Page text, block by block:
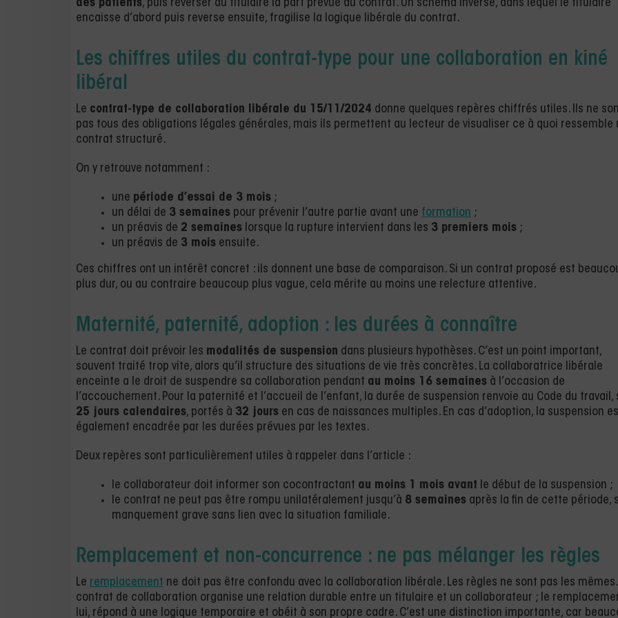
des patients, puis reverser au titulaire la part prévue au contrat. Un schéma inverse, dans lequel le titulaire
encaisse d’abord puis reverse ensuite, fragilise la logique libérale du contrat.
Les chiffres utiles du contrat-type pour une collaboration en kiné
libéral
Le contrat-type de collaboration libérale du 15/11/2024 donne quelques repères chiffrés utiles. Ils ne
pas tous des obligations légales générales, mais ils permettent au lecteur de visualiser ce à quoi ressemble
contrat structuré.
On y retrouve notamment :
une période d’essai de 3 mois ;
un délai de 3 semaines pour prévenir l’autre partie avant une formation ;
un préavis de 2 semaines lorsque la rupture intervient dans les 3 premiers mois ;
un préavis de 3 mois ensuite.
Ces chiffres ont un intérêt concret : ils donnent une base de comparaison. Si un contrat proposé est
plus dur, ou au contraire beaucoup plus vague, cela mérite au moins une relecture attentive.
Maternité, paternité, adoption : les durées à connaître
Le contrat doit prévoir les modalités de suspension dans plusieurs hypothèses. C’est un point important,
souvent traité trop vite, alors qu’il structure des situations de vie très concrètes. La collaboratrice libérale
enceinte a le droit de suspendre sa collaboration pendant au moins 16 semaines à l’occasion de
l’accouchement. Pour la paternité et l’accueil de l’enfant, la durée de suspension renvoie au Code du travail,
25 jours calendaires, portés à 32 jours en cas de naissances multiples. En cas d’adoption, la suspension
également encadrée par les durées prévues par les textes.
Deux repères sont particulièrement utiles à rappeler dans l’article :
le collaborateur doit informer son cocontractant au moins 1 mois avant le début de la suspension ;
le contrat ne peut pas être rompu unilatéralement jusqu’à 8 semaines après la fin de cette période,
manquement grave sans lien avec la situation familiale.
Remplacement et non-concurrence : ne pas mélanger les règles
Le remplacement ne doit pas être confondu avec la collaboration libérale. Les règles ne sont pas les mêmes.
contrat de collaboration organise une relation durable entre un titulaire et un collaborateur ; le
lui, répond à une logique temporaire et obéit à son propre cadre. C’est une distinction importante, car